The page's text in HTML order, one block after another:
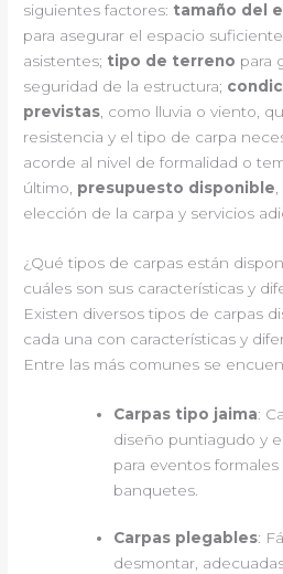
siguientes factores: tamaño del
para asegurar el espacio
asistentes; tipo de terreno para
seguridad de la estructura;
previstas , como lluvia o viento,
resistencia y el tipo de carpa
acorde al nivel de formalidad o
último, presupuesto disponible
elección de la carpa y servicios
¿Qué tipos de carpas están
cuáles son sus características y
Existen diversos tipos de carpas
cada una con características y
Entre las más comunes se
Carpas tipo jaima:
diseño puntiagudo y
para eventos
banquetes.
Carpas plegables:
desmontar,